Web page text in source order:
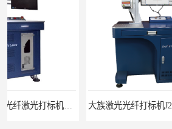
大族激光光纤打标机J20H-QD光纤激光打标机